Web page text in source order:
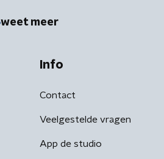
weet meer
Info
Contact
Veelgestelde vragen
App de studio